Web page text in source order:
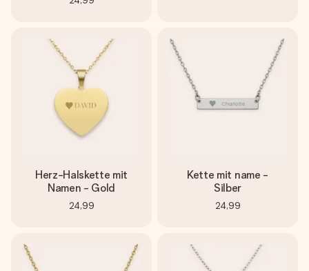
Herz-Halskette mit
Namen - Gold
24,99
Kette mit name -
Silber
24,99